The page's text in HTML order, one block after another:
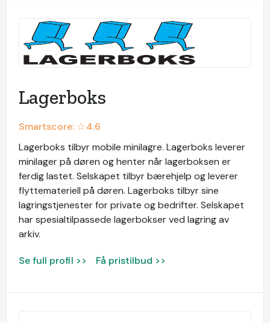
Lagerboks
Smartscore: ☆4.6
Lagerboks tilbyr mobile minilagre. Lagerboks leverer
minilager på døren og henter når lagerboksen er
ferdig lastet. Selskapet tilbyr bærehjelp og leverer
flyttemateriell på døren. Lagerboks tilbyr sine
lagringstjenester for private og bedrifter. Selskapet
har spesialtilpassede lagerbokser ved lagring av
arkiv.
Se full profil >> Få pristilbud >>